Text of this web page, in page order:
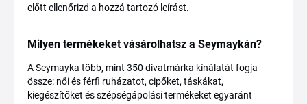
előtt ellenőrizd a hozzá tartozó leírást.
Milyen termékeket vásárolhatsz a Seymaykán?
A Seymayka több, mint 350 divatmárka kínálatát fogja
össze: női és férfi ruházatot, cipőket, táskákat,
kiegészítőket és szépségápolási termékeket egyaránt